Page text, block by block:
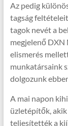
Az pedig
tagság
tagok nevét a
megjelenő DXN
elismerés
munkatársaink
dolgozunk
A mai napon
üzletépítők,
teljesítették a